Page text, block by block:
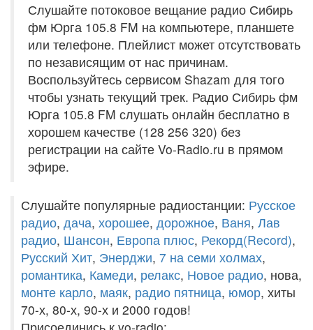
Слушайте потоковое вещание радио Сибирь
фм Юрга 105.8 FM на компьютере, планшете
или телефоне. Плейлист может отсутствовать
по независящим от нас причинам.
Воспользуйтесь сервисом Shazam для того
чтобы узнать текущий трек. Радио Сибирь фм
Юрга 105.8 FM слушать онлайн бесплатно в
хорошем качестве (128 256 320) без
регистрации на сайте Vo-Radio.ru в прямом
эфире.
Слушайте популярные радиостанции: Русское
радио, дача, хорошее, дорожное, Ваня, Лав
радио, Шансон, Европа плюс, Рекорд(Record),
Русский Хит, Энерджи, 7 на семи холмах,
романтика, Камеди, релакс, Новое радио, нова,
монте карло, маяк, радио пятница, юмор, хиты
70-х, 80-х, 90-х и 2000 годов!